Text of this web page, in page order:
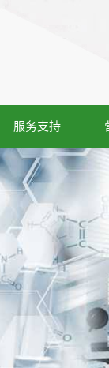
服务支持